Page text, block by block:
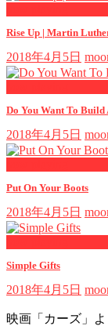
Rise Up | Martin
2018年4月5日
Do You Want To Build
2018年4月5日
Put On Your Boots
2018年4月5日
Simple Gifts
2018年4月5日
映画「カーズ」